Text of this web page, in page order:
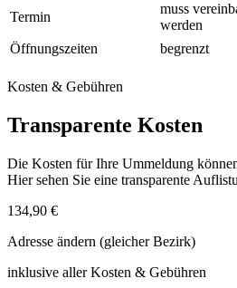
Termin
muss
werden
Öffnungszeiten begrenzt
Kosten & Gebühren
Transparente Kosten
Die Kosten für Ihre Ummeldung
Hier sehen Sie eine transparente
134,90 €
Adresse ändern (gleicher Bezirk)
inklusive aller Kosten & Gebühren